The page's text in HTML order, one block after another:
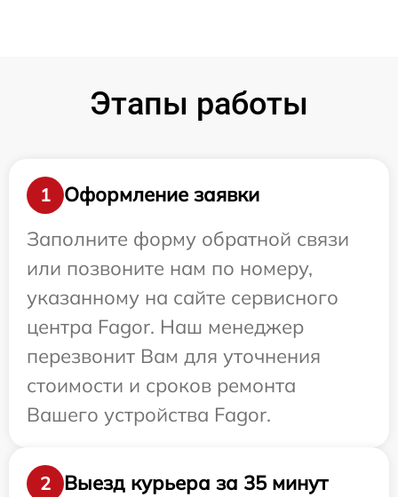
Этапы работы
1
Оформление заявки
Заполните форму обратной связи
или позвоните нам по номеру,
указанному на сайте сервисного
центра Fagor. Наш менеджер
перезвонит Вам для уточнения
стоимости и сроков ремонта
Вашего устройства Fagor.
2 Выезд курьера за 35 минут